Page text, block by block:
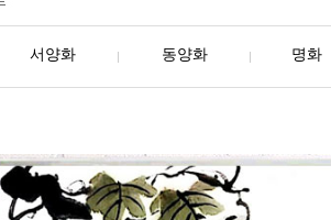
서양화 동양화 명화